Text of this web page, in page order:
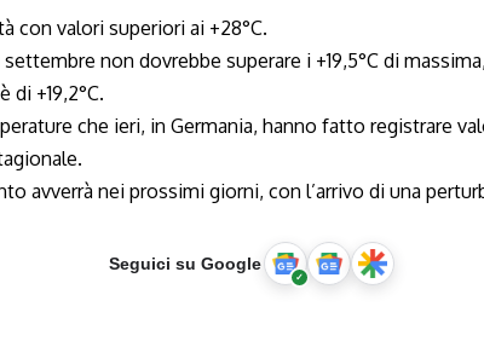
con valori superiori ai +28°C.
non dovrebbe superare i +19,5°C di
di +19,2°C.
che ieri, in Germania, hanno fatto registrare
avverrà nei prossimi giorni, con l’arrivo di una
Seguici su Google